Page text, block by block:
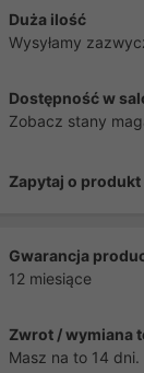
Duża ilość
Wysyłamy
Dostępność w
Zobacz stany
Zapytaj o produkt
Gwarancja
12 miesiące
Zwrot / wymiana
Masz na to 14 dni.